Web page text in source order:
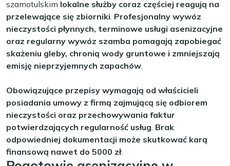
szamotulskim lokalne służby coraz częściej reagują na
przelewające się zbiorniki. Profesjonalny wywóz
nieczystości płynnych, terminowe usługi asenizacyjne
oraz regularny wywóz szamba pomagają zapobiegać
skażeniu gleby, chronią wody gruntowe i zmniejszają
emisję nieprzyjemnych zapachów.
Obowiązujące przepisy wymagają od właścicieli
posiadania umowy z firmą zajmującą się odbiorem
nieczystości oraz przechowywania faktur
potwierdzających regularność usług. Brak
odpowiedniej dokumentacji może skutkować karą
finansową nawet do 5000 zł.